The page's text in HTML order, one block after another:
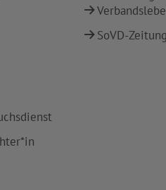
SoVD-Zeitung